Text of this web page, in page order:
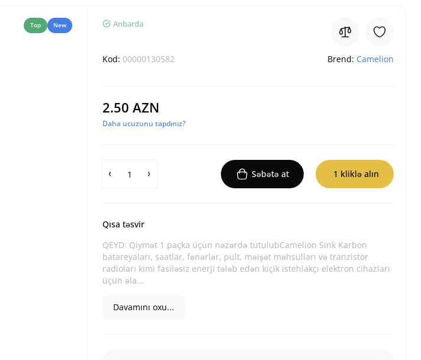
Top New Anbarda
Kod: 00000130582 Brend: Camelion
2.50 AZN
Daha ucuzunu tapdınız?
Səbətə at 1 kliklə alın
Qısa təsvir
QEYD: Qiymət 1 paçka üçün nəzərdə tutulubCamelion Sink Karbon
batareyaları, saatlar, fənərlər, pult, məişət məhsulları və tranzistor
radioları kimi fasiləsiz enerji tələb edən kiçik istehlakçı elektron cihazları
üçün əla...
Davamını oxu...